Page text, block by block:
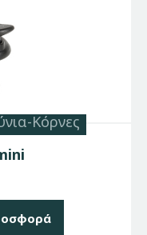
Κόρνες